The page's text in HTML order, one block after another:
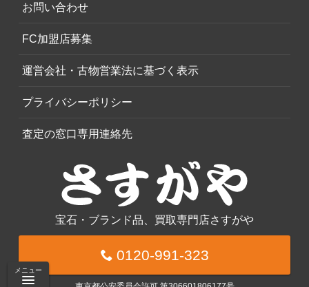
メニュー
お問い合わせ
FC加盟店募集
運営会社・古物営業法に基づく表示
プライバシーポリシー
査定の窓口専用連絡先
宝石・ブランド品、買取専門店さすがや
0120-991-323